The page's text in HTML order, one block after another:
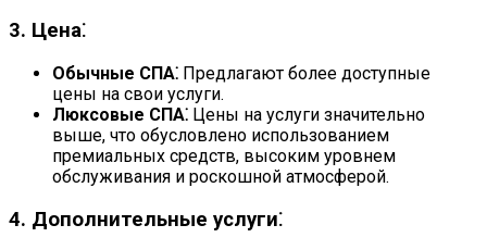
3. Цена⁚
Обычные СПА⁚ Предлагают более доступные
цены на свои услуги.
Люксовые СПА⁚ Цены на услуги значительно
выше, что обусловлено использованием
премиальных средств, высоким уровнем
обслуживания и роскошной атмосферой.
4. Дополнительные услуги⁚